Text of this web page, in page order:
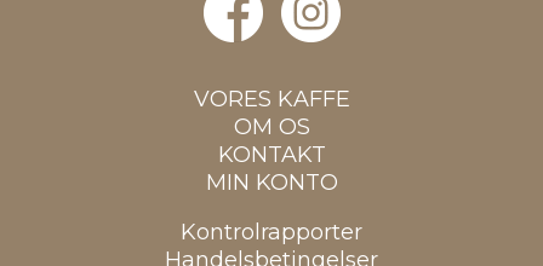
VORES KAFFE
OM OS
KONTAKT
MIN KONTO
Kontrolrapporter
Handelsbetingelser